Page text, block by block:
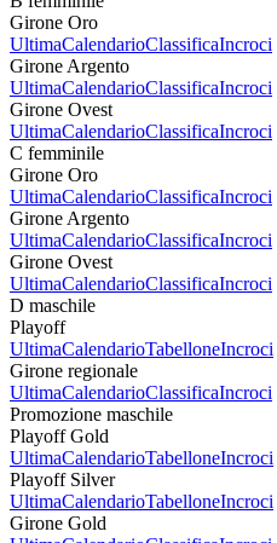
Girone Oro
UltimaCalendarioClassificaIncroci
Girone Argento
UltimaCalendarioClassificaIncroci
Girone Ovest
UltimaCalendarioClassificaIncroci
C femminile
Girone Oro
UltimaCalendarioClassificaIncroci
Girone Argento
UltimaCalendarioClassificaIncroci
Girone Ovest
UltimaCalendarioClassificaIncroci
D maschile
Playoff
UltimaCalendarioTabelloneIncroci
Girone regionale
UltimaCalendarioClassificaIncroci
Promozione maschile
Playoff Gold
UltimaCalendarioTabelloneIncroci
Playoff Silver
UltimaCalendarioTabelloneIncroci
Girone Gold